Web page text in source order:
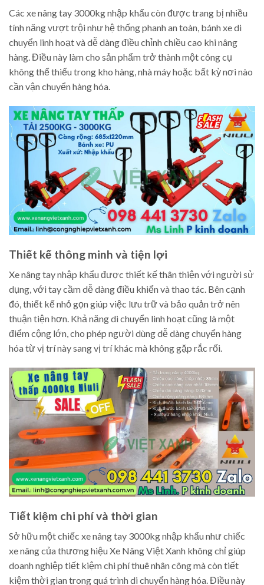
Các xe nâng tay 3000kg nhập khẩu còn được trang bị nhiều
tính năng vượt trội như hệ thống phanh an toàn, bánh xe di
chuyển linh hoạt và dễ dàng điều chỉnh chiều cao khi nâng
hàng. Điều này làm cho sản phẩm trở thành một công cụ
không thể thiếu trong kho hàng, nhà máy hoặc bất kỳ nơi nào
cần vận chuyển hàng hóa.
Thiết kế thông minh và tiện lợi
Xe nâng tay nhập khẩu được thiết kế thân thiện với người sử
dụng, với tay cầm dễ dàng điều khiển và thao tác. Bên cạnh
đó, thiết kế nhỏ gọn giúp việc lưu trữ và bảo quản trở nên
thuận tiện hơn. Khả năng di chuyển linh hoạt cũng là một
điểm cộng lớn, cho phép người dùng dễ dàng chuyển hàng
hóa từ vị trí này sang vị trí khác mà không gặp rắc rối.
Tiết kiệm chi phí và thời gian
Sở hữu một chiếc xe nâng tay 3000kg nhập khẩu như chiếc
xe nâng của thương hiệu Xe Nâng Việt Xanh không chỉ giúp
doanh nghiệp tiết kiệm chi phí thuê nhân công mà còn tiết
kiệm thời gian trong quá trình di chuyển hàng hóa. Điều này